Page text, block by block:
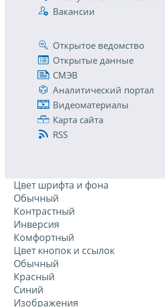
Вакансии
Открытое ведомство
Открытые данные
СМЭВ
Аналитический портал
Видеоматериалы
Карта сайта
RSS
Цвет шрифта и фона
Обычный
Контрастный
Инверсия
Комфортный
Цвет кнопок и ссылок
Обычный
Красный
Синий
Изображения